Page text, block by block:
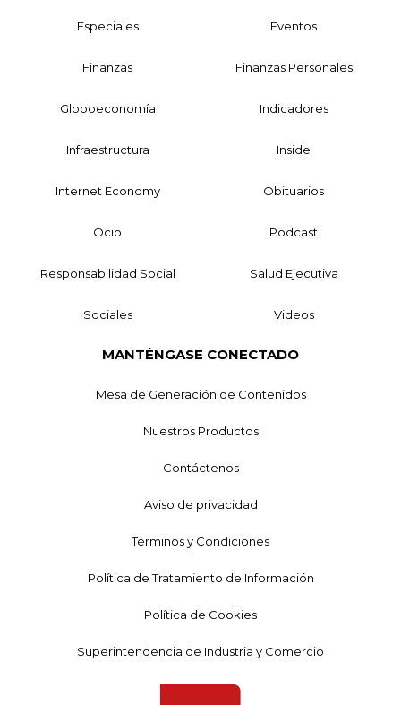
Especiales Eventos
Finanzas Finanzas Personales
Globoeconomía Indicadores
Infraestructura Inside
Internet Economy Obituarios
Ocio Podcast
Responsabilidad Social Salud Ejecutiva
Sociales Videos
MANTÉNGASE CONECTADO
Mesa de Generación de Contenidos
Nuestros Productos
Contáctenos
Aviso de privacidad
Términos y Condiciones
Política de Tratamiento de Información
Política de Cookies
Superintendencia de Industria y Comercio